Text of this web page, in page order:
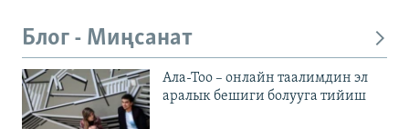
Блог - Миңсанат
Ала-Тоо – онлайн таалимдин эл
аралык бешиги болууга тийиш